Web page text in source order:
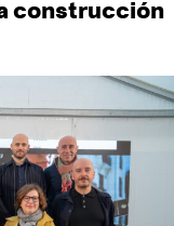
construcción